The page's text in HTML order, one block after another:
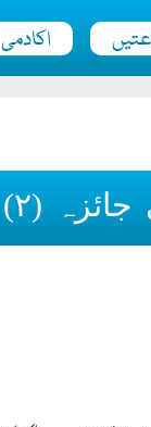
اکادمی
(۲)